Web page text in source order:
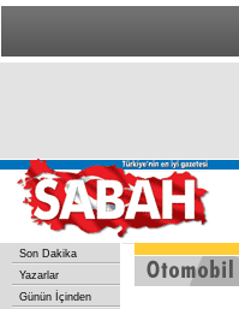
Son Dakika
Yazarlar
Günün İçinden